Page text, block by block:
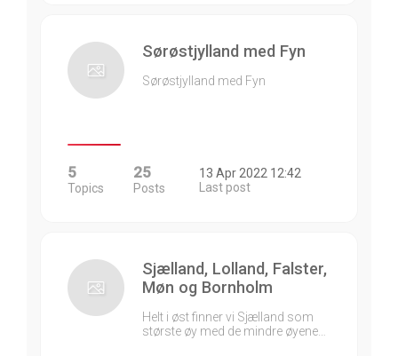
Sørøstjylland med Fyn
Sørøstjylland med Fyn
5
Topics
25
Posts
13 Apr 2022 12:42
Last post
Sjælland, Lolland, Falster,
Møn og Bornholm
Helt i øst finner vi Sjælland som
største øy med de mindre øyene…